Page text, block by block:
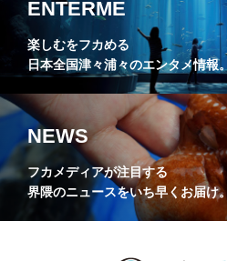
ENTERME
楽しむをフカめる
日本全国津々浦々のエンタメ情報。
NEWS
フカメディアが注目する
界隈のニュースをいち早くお届け。